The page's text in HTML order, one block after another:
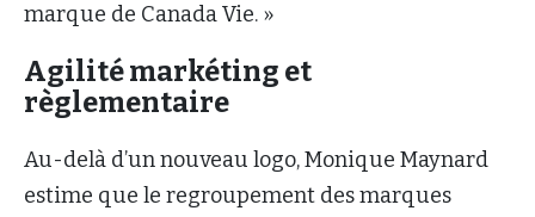
marque de Canada Vie. »
Agilité markéting et
règlementaire
Au-delà d’un nouveau logo, Monique Maynard
estime que le regroupement des marques